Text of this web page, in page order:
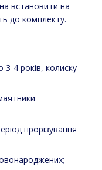
встановити на
до комплекту.
4 років, колиску –
прорізування